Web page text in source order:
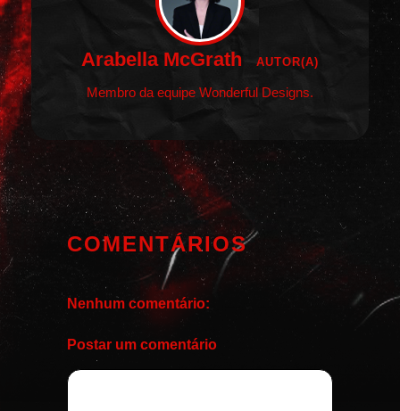
Arabella McGrath AUTOR(A)
Membro da equipe Wonderful Designs.
COMENTÁRIOS
Nenhum comentário:
Postar um comentário